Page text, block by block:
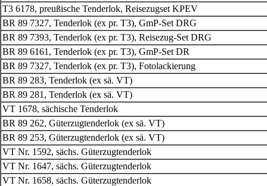
T3 6178, preußische Tenderlok, Reisezugset KPEV
BR 89 7327, Tenderlok (ex pr. T3), GmP-Set DRG
BR 89 7393, Tenderlok (ex pr. T3), Reisezug-Set DRG
BR 89 6161, Tenderlok (ex pr. T3), GmP-Set DR
BR 89 7327, Tenderlok (ex pr. T3), Fotolackierung
BR 89 283, Tenderlok (ex sä. VT)
BR 89 281, Tenderlok (ex sä. VT)
VT 1678, sächische Tenderlok
BR 89 262, Güterzugtenderlok (ex sä. VT)
BR 89 253, Güterzugtenderlok (ex sä. VT)
VT Nr. 1592, sächs. Güterzugtenderlok
VT Nr. 1647, sächs. Güterzugtenderlok
VT Nr. 1658, sächs. Güterzugtenderlok